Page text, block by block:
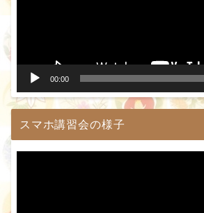
00:00
スマホ講習会の様子